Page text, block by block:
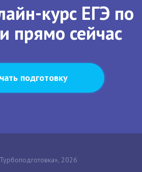
курс ЕГЭ по
прямо сейчас
подготовку
2026